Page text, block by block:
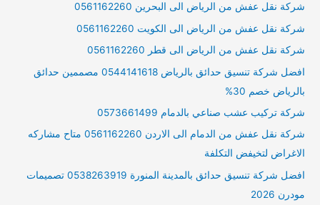
شركة نقل عفش من الرياض الى البحرين 0561162260
شركة نقل عفش من الرياض الى الكويت 0561162260
شركة نقل عفش من الرياض الى قطر 0561162260
افضل شركة تنسيق حدائق بالرياض 0544141618 مصممين حدائق
بالرياض خصم 30%
شركة تركيب عشب صناعي بالدمام 0573661499
شركة نقل عفش من الدمام الى الاردن 0561162260 متاح مشاركه
الاغراض لتخيفض التكلفة
افضل شركة تنسيق حدائق بالمدينة المنورة 0538263919 تصميمات
مودرن 2026